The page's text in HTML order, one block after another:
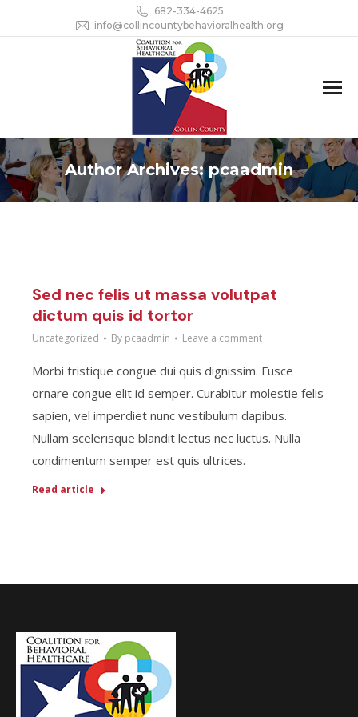
682-334-4625
info@collincountybehavioralhealth.org
Author Archives:pcaadmin
Sed nec felis ut massa volutpat
dictum quis id tortor
Uncategorized By pcaadmin Leave a comment
Morbi tristique congue dui quis dignissim. Fusce
ornare congue elit id semper. Curabitur molestie felis
sapien, vel imperdiet nunc vestibulum dapibus.
Nullam scelerisque blandit lectus nec luctus. Nulla
condimentum semper est quis ultrices.
Read article